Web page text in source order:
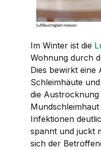
Im Winter ist die
Wohnung durch
Dies bewirkt eine
Schleimhäute
die
Infektionen
spannt und juckt
sich der